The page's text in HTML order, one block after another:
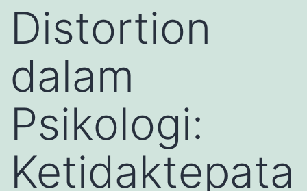
Distortion
dalam
Psikologi:
Ketidaktepata